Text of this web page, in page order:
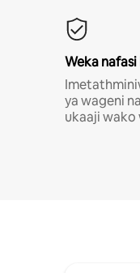
Weka
ya wageni
ukaaji wako